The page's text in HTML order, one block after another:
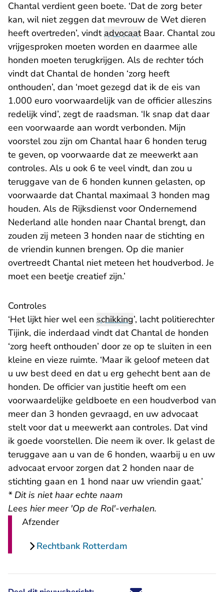
Chantal verdient geen boete. ‘Dat de zorg beter
kan, wil niet zeggen dat mevrouw de Wet dieren
heeft overtreden’, vindtadvocaatBaar. Chantal zou
vrijgesproken moeten worden en daarmee alle
honden moeten terugkrijgen. Als de rechter tóch
vindt dat Chantal de honden ‘zorg heeft
onthouden’, dan ‘moet gezegd dat ik de eis van
1.000 euro voorwaardelijk van de officier alleszins
redelijk vind’, zegt de raadsman. ‘Ik snap dat daar
een voorwaarde aan wordt verbonden. Mijn
voorstel zou zijn om Chantal haar 6 honden terug
te geven, op voorwaarde dat ze meewerkt aan
controles. Als u ook 6 te veel vindt, dan zou u
teruggave van de 6 honden kunnen gelasten, op
voorwaarde dat Chantal maximaal 3 honden mag
houden. Als de Rijksdienst voor Ondernemend
Nederland alle honden naar Chantal brengt, dan
zouden zij meteen 3 honden naar de stichting en
de vriendin kunnen brengen. Op die manier
overtreedt Chantal niet meteen het houdverbod. Je
moet een beetje creatief zijn.’
Controles
‘Het lijkt hier wel een schikking’, lacht politierechter
Tijink, die inderdaad vindt dat Chantal de honden
‘zorg heeft onthouden’ door ze op te sluiten in een
kleine en vieze ruimte. ‘Maar ik geloof meteen dat
u uw best deed en dat u erg gehecht bent aan de
honden. De officier van justitie heeft om een
voorwaardelijke geldboete en een houdverbod van
meer dan 3 honden gevraagd, en uw advocaat
stelt voor dat u meewerkt aan controles. Dat vind
ik goede voorstellen. Die neem ik over. Ik gelast de
teruggave aan u van de 6 honden, waarbij u en uw
advocaat ervoor zorgen dat 2 honden naar de
stichting gaan en 1 hond naar uw vriendin gaat.’
* Dit is niet haar echte naam
Lees hier meer 'Op de Rol'-verhalen.
Afzender
Rechtbank Rotterdam